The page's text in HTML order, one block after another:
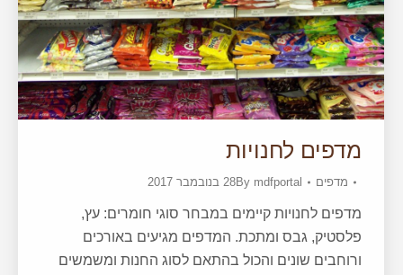
מדפים לחנויות
מדפים By mdfportal 28 בנובמבר 2017
מדפים לחנויות קיימים במבחר סוגי חומרים: עץ,
פלסטיק, גבס ומתכת. המדפים מגיעים באורכים
ורוחבים שונים והכול בהתאם לסוג החנות ומשמשים